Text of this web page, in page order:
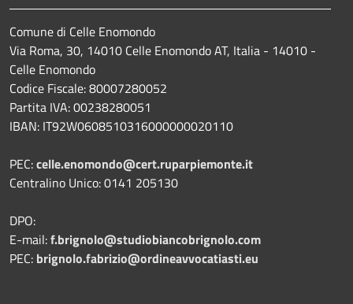
Comune di Celle Enomondo
Via Roma, 30, 14010 Celle Enomondo AT, Italia - 14010 -
Celle Enomondo
Codice Fiscale: 80007280052
Partita IVA: 00238280051
IBAN: IT92W0608510316000000020110
PEC:celle.enomondo@cert.ruparpiemonte.it
Centralino Unico: 0141 205130
DPO:
E-mail:f.brignolo@studiobiancobrignolo.com
PEC: brignolo.fabrizio@ordineavvocatiasti.eu